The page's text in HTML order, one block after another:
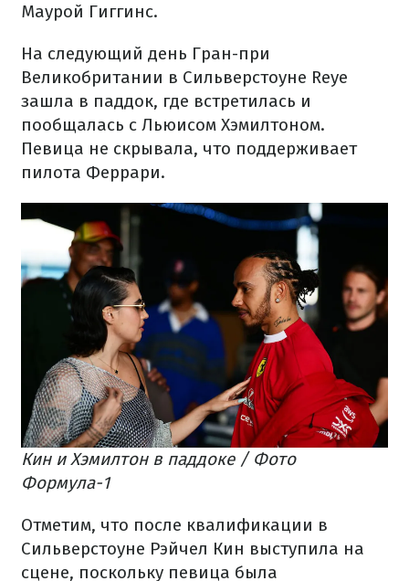
Маурой Гиггинс.
На следующий день Гран-при
Великобритании в Сильверстоуне Reye
зашла в паддок, где встретилась и
пообщалась с Льюисом Хэмилтоном.
Певица не скрывала, что поддерживает
пилота Феррари.
Кин и Хэмилтон в паддоке / Фото
Формула-1
Отметим, что после квалификации в
Сильверстоуне Рэйчел Кин выступила на
сцене, поскольку певица была